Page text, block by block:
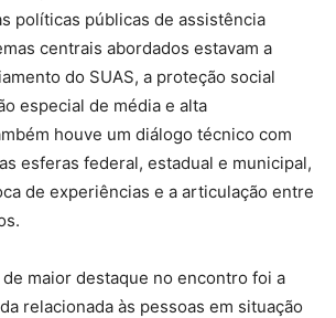
políticas públicas de assistência
centrais abordados estavam a
do SUAS, a proteção social
especial de média e alta
houve um diálogo técnico com
esferas federal, estadual e municipal,
de experiências e a articulação entre
maior destaque no encontro foi a
relacionada às pessoas em situação